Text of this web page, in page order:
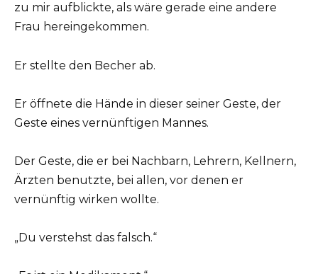
zu mir aufblickte, als wäre gerade eine andere
Frau hereingekommen.
Er stellte den Becher ab.
Er öffnete die Hände in dieser seiner Geste, der
Geste eines vernünftigen Mannes.
Der Geste, die er bei Nachbarn, Lehrern, Kellnern,
Ärzten benutzte, bei allen, vor denen er
vernünftig wirken wollte.
„Du verstehst das falsch.“